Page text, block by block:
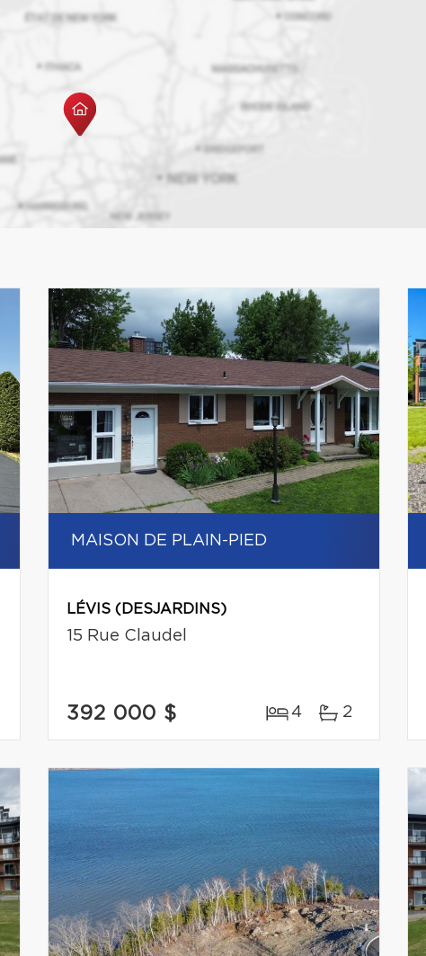
MAISON DE PLAIN-PIED
LÉVIS (DESJARDINS)
15 Rue Claudel
392 000 $ 4 2